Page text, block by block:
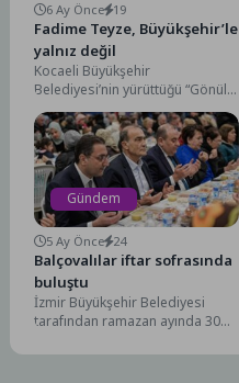
6 Ay Önce 19
Fadime Teyze, Büyükşehir’le
yalnız değil
Kocaeli Büyükşehir
Belediyesi’nin yürüttüğü “Gönül
Kazan Projesi”, yalnız yaşayan
Fadime Özüdoğru’nun da
hayatına dokunuyor. Fadime...
Gündem
5 Ay Önce 24
Balçovalılar iftar sofrasında
buluştu
İzmir Büyükşehir Belediyesi
tarafından ramazan ayında 30
iftar sofraları, Balçova ve...